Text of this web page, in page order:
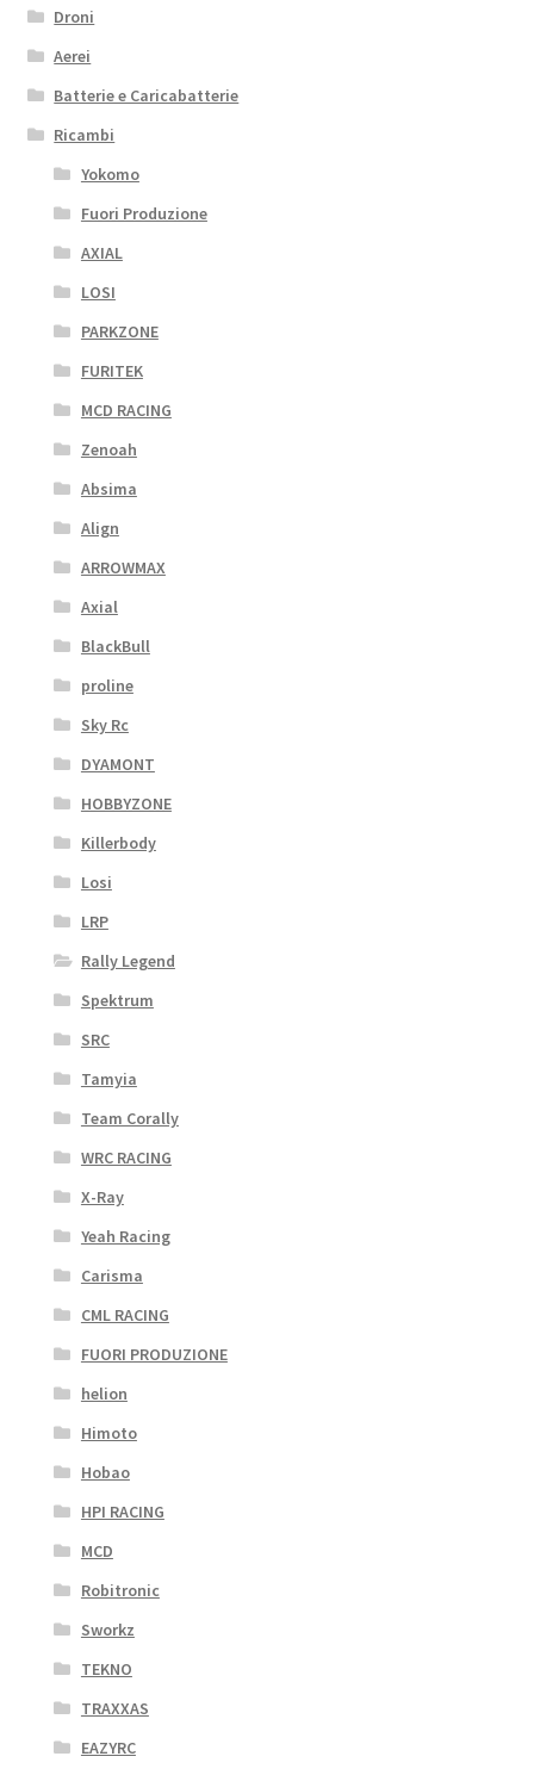
Droni
Aerei
Batterie e Caricabatterie
Ricambi
Yokomo
Fuori Produzione
AXIAL
LOSI
PARKZONE
FURITEK
MCD RACING
Zenoah
Absima
Align
ARROWMAX
Axial
BlackBull
proline
Sky Rc
DYAMONT
HOBBYZONE
Killerbody
Losi
LRP
Rally Legend
Spektrum
SRC
Tamyia
Team Corally
WRC RACING
X-Ray
Yeah Racing
Carisma
CML RACING
FUORI PRODUZIONE
helion
Himoto
Hobao
HPI RACING
MCD
Robitronic
Sworkz
TEKNO
TRAXXAS
EAZYRC